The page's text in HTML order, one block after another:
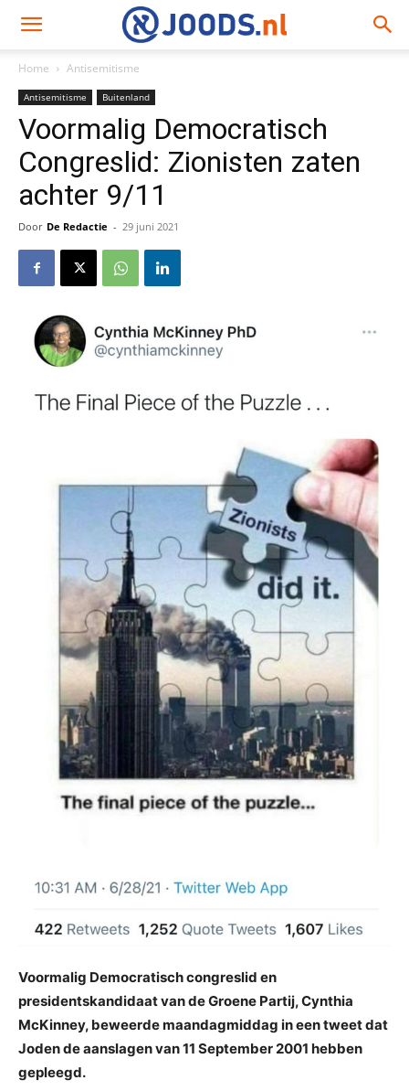
Home Antisemitisme
Antisemitisme Buitenland
Voormalig Democratisch
Congreslid: Zionisten zaten
achter 9/11
Door De Redactie - 29 juni 2021
Voormalig Democratisch congreslid en
presidentskandidaat van de Groene Partij, Cynthia
McKinney, beweerde maandagmiddag in een tweet dat
Joden de aanslagen van 11 September 2001 hebben
gepleegd.